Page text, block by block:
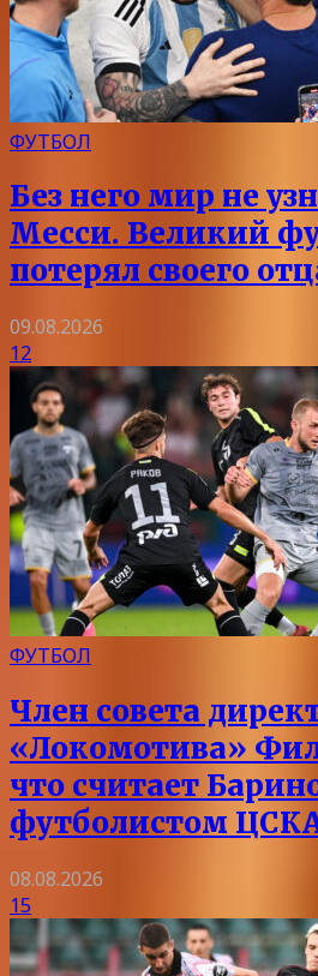
ФУТБОЛ
Без него мир не
Месси. Великий
потерял своего
09.08.2026
12
ФУТБОЛ
Член совета
«Локомотива»
что считает
футболистом
08.08.2026
15